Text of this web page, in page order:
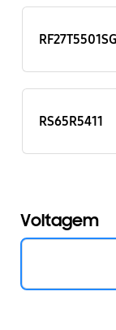
RF27T5501SG
RS65R5411
Voltagem